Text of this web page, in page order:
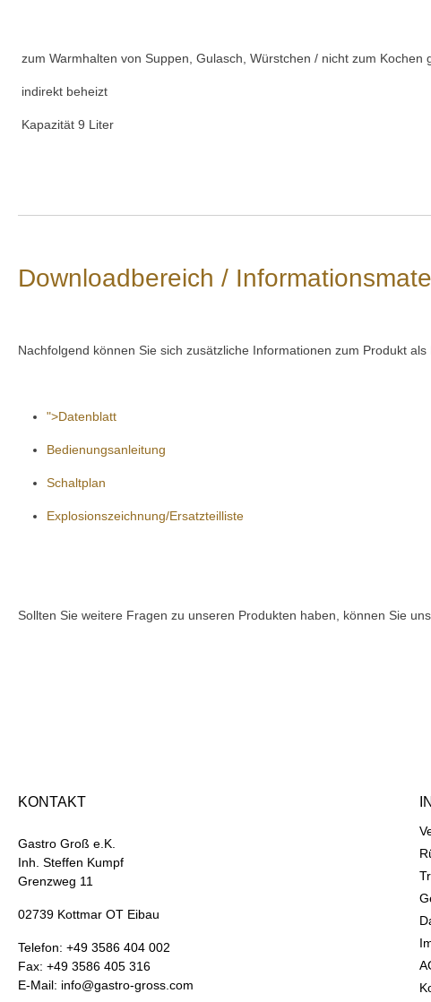
zum Warmhalten von Suppen, Gulasch, Würstchen / nicht zum Kochen
indirekt beheizt
Kapazität 9 Liter
Downloadbereich /
Nachfolgend können Sie sich zusätzliche Informationen zum Produkt als
">Datenblatt
Bedienungsanleitung
Schaltplan
Explosionszeichnung/Ersatzteilliste
Sollten Sie weitere Fragen zu unseren Produkten haben, können Sie
KONTAKT
Gastro Groß e.K.
Inh. Steffen Kumpf
Grenzweg 11
02739 Kottmar OT Eibau
Telefon: +49 3586 404 002
Fax: +49 3586 405 316
E-Mail: info@gastro-gross.com